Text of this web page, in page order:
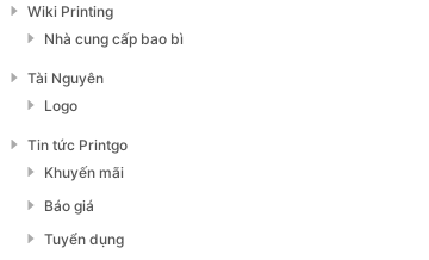
Wiki Printing
Nhà cung cấp bao bì
Tài Nguyên
Logo
Tin tức Printgo
Khuyến mãi
Báo giá
Tuyển dụng